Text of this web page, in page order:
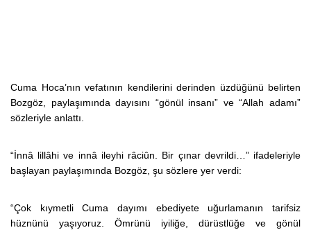
Cuma Hoca’nın vefatının kendilerini derinden üzdüğünü belirten
Bozgöz, paylaşımında dayısını “gönül insanı” ve “Allah adamı”
sözleriyle anlattı.
“İnnâ lillâhi ve innâ ileyhi râciûn. Bir çınar devrildi…” ifadeleriyle
başlayan paylaşımında Bozgöz, şu sözlere yer verdi:
“Çok kıymetli Cuma dayımı ebediyete uğurlamanın tarifsiz
hüznünü yaşıyoruz. Ömrünü iyiliğe, dürüstlüğe ve gönül